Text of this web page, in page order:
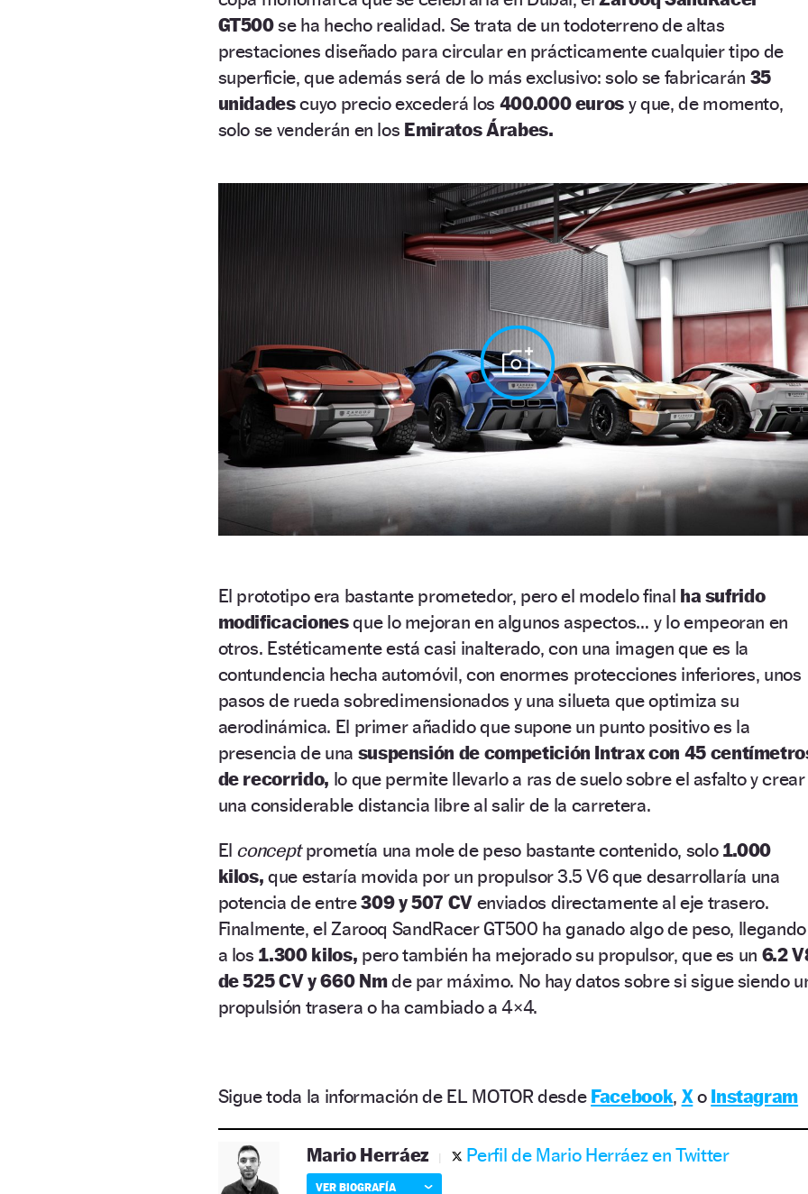
GT500se ha hecho realidad. Se trata de un todoterreno de altas
prestaciones diseñado para circular en prácticamente cualquier tipo de
superficie, que además será de lo más exclusivo: solo se fabricarán 35
unidadescuyo precio excederá los 400.000 euros y que, de momento,
solo se venderán en los Emiratos Árabes.
El prototipo era bastante prometedor, pero el modelo final ha sufrido
modificacionesque lo mejoran en algunos aspectos… y lo empeoran en
otros. Estéticamente está casi inalterado, con una imagen que es la
contundencia hecha automóvil, con enormes protecciones inferiores, unos
pasos de rueda sobredimensionados y una silueta que optimiza su
aerodinámica. El primer añadido que supone un punto positivo es la
presencia de una suspensión de competición Intrax con 45
de recorrido, lo que permite llevarlo a ras de suelo sobre el asfalto y crear
una considerable distancia libre al salir de la carretera.
El conceptprometía una mole de peso bastante contenido, solo 1.000
kilos, que estaría movida por un propulsor 3.5 V6 que desarrollaría una
potencia de entre309 y 507 CV enviados directamente al eje trasero.
Finalmente, el Zarooq SandRacer GT500 ha ganado algo de peso, llegando
a los 1.300 kilos, pero también ha mejorado su propulsor, que es un 6.2
de 525 CV y 660 Nmde par máximo. No hay datos sobre si sigue siendo
propulsión trasera o ha cambiado a 4×4.
Sigue toda la información de EL MOTOR desde Facebook, Xo Instagram
Mario Herráez Perfil de Mario Herráez en Twitter
VER BIOGRAFÍA